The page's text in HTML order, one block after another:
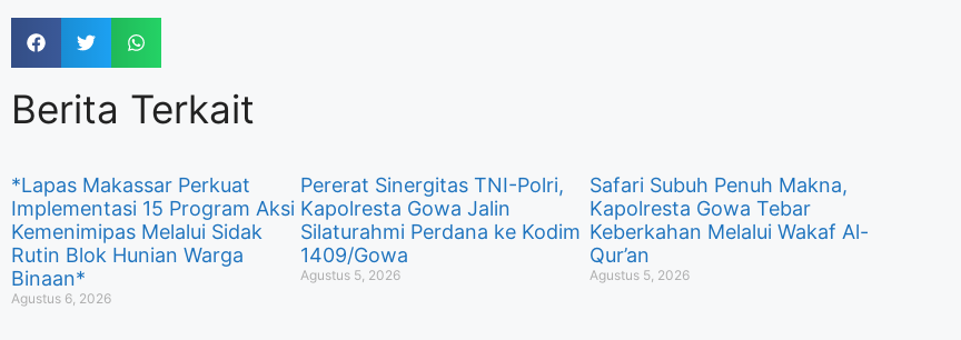
Berita Terkait
*Lapas Makassar Perkuat
Implementasi 15 Program Aksi
Kemenimipas Melalui Sidak
Rutin Blok Hunian Warga
Binaan*
Agustus 6, 2026
Pererat Sinergitas TNI-Polri,
Kapolresta Gowa Jalin
Silaturahmi Perdana ke Kodim
1409/Gowa
Agustus 5, 2026
Safari Subuh Penuh Makna,
Kapolresta Gowa Tebar
Keberkahan Melalui Wakaf Al-
Qur’an
Agustus 5, 2026